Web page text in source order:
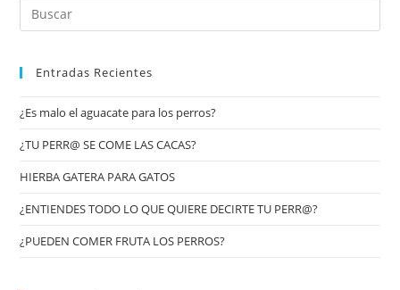
Entradas Recientes
¿Es malo el aguacate para los perros?
¿TU PERR@ SE COME LAS CACAS?
HIERBA GATERA PARA GATOS
¿ENTIENDES TODO LO QUE QUIERE DECIRTE TU PERR@?
¿PUEDEN COMER FRUTA LOS PERROS?